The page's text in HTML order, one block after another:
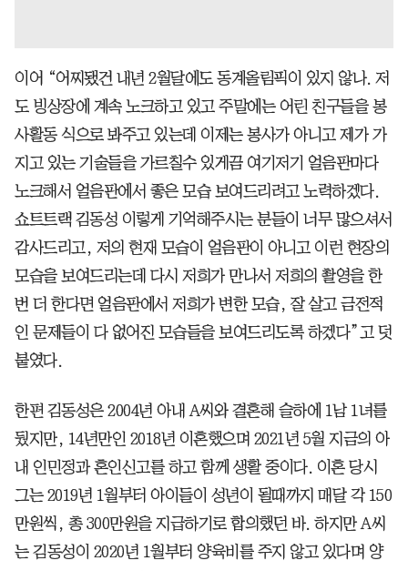
이어 “어찌됐건 내년 2월달에도 동계올림픽이 있지 않나. 저
도 빙상장에 계속 노크하고 있고 주말에는 어린 친구들을 봉
사활동 식으로 봐주고 있는데 이제는 봉사가 아니고 제가 가
지고 있는 기술들을 가르칠수 있게끔 여기저기 얼음판마다
노크해서 얼음판에서 좋은 모습 보여드리려고 노력하겠다.
쇼트트랙 김동성 이렇게 기억해주시는 분들이 너무 많으셔서
감사드리고, 저의 현재 모습이 얼음판이 아니고 이런 현장의
모습을 보여드리는데 다시 저희가 만나서 저희의 촬영을 한
번 더 한다면 얼음판에서 저희가 변한 모습, 잘 살고 금전적
인 문제들이 다 없어진 모습들을 보여드리도록 하겠다”고 덧
붙였다.
한편 김동성은 2004년 아내 A씨와 결혼해 슬하에 1남 1녀를
뒀지만, 14년만인 2018년 이혼했으며 2021년 5월 지금의 아
내 인민정과 혼인신고를 하고 함께 생활 중이다. 이혼 당시
그는 2019년 1월부터 아이들이 성년이 될때까지 매달 각 150
만원씩, 총 300만원을 지급하기로 합의했던 바. 하지만 A씨
는 김동성이 2020년 1월부터 양육비를 주지 않고 있다며 양